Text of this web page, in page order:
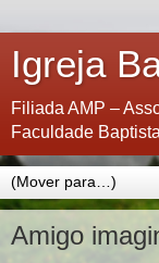
Igreja
Filiada AMP –
Faculdade
Amigo